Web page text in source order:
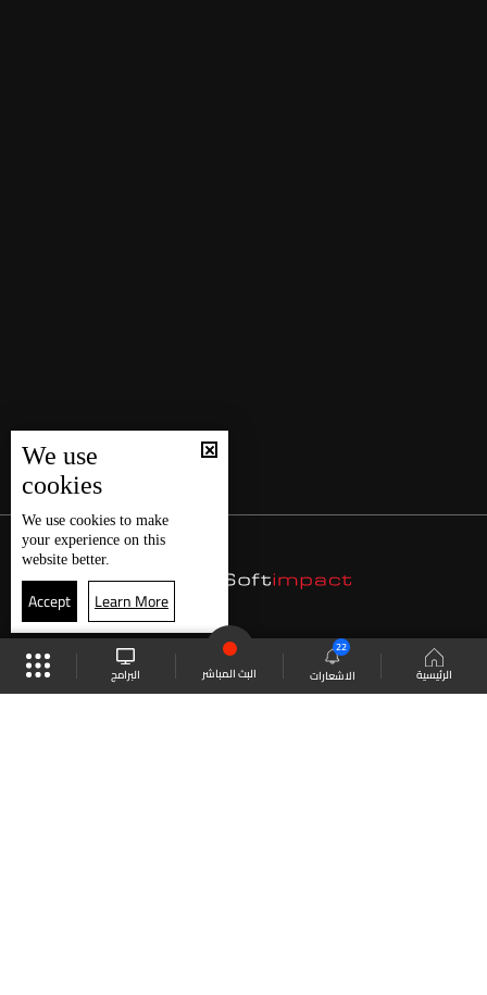
الرئيسية الاشعارات
22
البث المباشر البرامج
We use
cookies
We use cookies to make
your experience on this
website better.
Accept Learn More
موقع البرامج الجدول البث المباشر